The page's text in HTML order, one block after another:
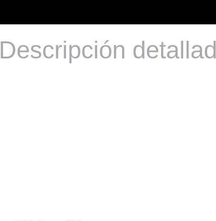
Descripción